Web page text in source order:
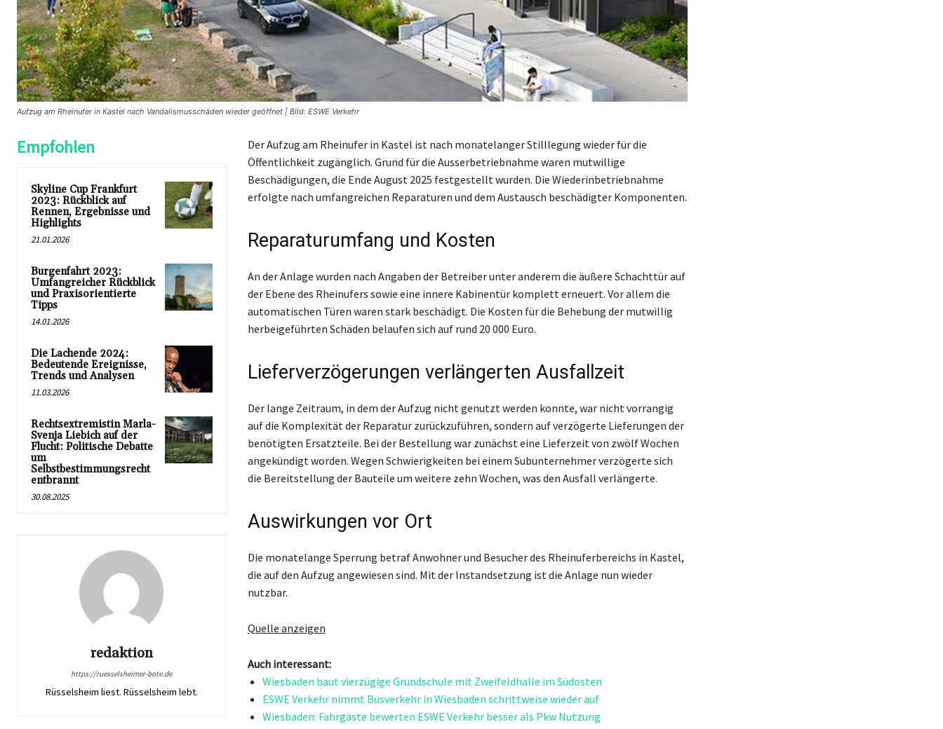
Aufzug am Rheinufer in Kastel nach Vandalismusschäden wieder geöffnet | Bild: ESWE Verkehr
Empfohlen
Skyline Cup Frankfurt
2023: Rückblick auf
Rennen, Ergebnisse und
Highlights
21.01.2026
Burgenfahrt 2023:
Umfangreicher Rückblick
und Praxisorientierte
Tipps
14.01.2026
Die Lachende 2024:
Bedeutende Ereignisse,
Trends und Analysen
11.03.2026
Rechtsextremistin Marla-
Svenja Liebich auf der
Flucht: Politische Debatte
um
Selbstbestimmungsrecht
entbrannt
30.08.2025
redaktion
https://ruesselsheimer-bote.de
Rüsselsheim liest. Rüsselsheim lebt.
Der Aufzug am Rheinufer in Kastel ist nach monatelanger Stilllegung wieder für die
Öffentlichkeit zugänglich. Grund für die Ausserbetriebnahme waren mutwillige
Beschädigungen, die Ende August 2025 festgestellt wurden. Die Wiederinbetriebnahme
erfolgte nach umfangreichen Reparaturen und dem Austausch beschädigter Komponenten.
Reparaturumfang und Kosten
An der Anlage wurden nach Angaben der Betreiber unter anderem die äußere Schachttür auf
der Ebene des Rheinufers sowie eine innere Kabinentür komplett erneuert. Vor allem die
automatischen Türen waren stark beschädigt. Die Kosten für die Behebung der mutwillig
herbeigeführten Schäden belaufen sich auf rund 20 000 Euro.
Lieferverzögerungen verlängerten Ausfallzeit
Der lange Zeitraum, in dem der Aufzug nicht genutzt werden konnte, war nicht vorrangig
auf die Komplexität der Reparatur zurückzuführen, sondern auf verzögerte Lieferungen der
benötigten Ersatzteile. Bei der Bestellung war zunächst eine Lieferzeit von zwölf Wochen
angekündigt worden. Wegen Schwierigkeiten bei einem Subunternehmer verzögerte sich
die Bereitstellung der Bauteile um weitere zehn Wochen, was den Ausfall verlängerte.
Auswirkungen vor Ort
Die monatelange Sperrung betraf Anwohner und Besucher des Rheinuferbereichs in Kastel,
die auf den Aufzug angewiesen sind. Mit der Instandsetzung ist die Anlage nun wieder
nutzbar.
Quelle anzeigen
Auch interessant:
Wiesbaden baut vierzügige Grundschule mit Zweifeldhalle im Südosten
ESWE Verkehr nimmt Busverkehr in Wiesbaden schrittweise wieder auf
Wiesbaden: Fahrgäste bewerten ESWE Verkehr besser als Pkw Nutzung